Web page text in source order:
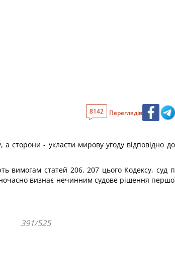
8142 Переглядів
сторони - укласти мирову угоду відповідно
вимогам статей 206, 207 цього Кодексу, суд
визнає нечинним судове рішення
391/525